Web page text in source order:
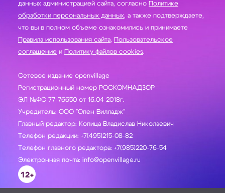
данных администрацией сайта, согласно Политике
обработки персональных данных, а также подтверждаете,
что вы в полном объеме ознакомились и принимаете
Правила использования сайта, Пользовательское
соглашение и Политику файлов cookies.
Сетевое издание openvillage
Регистрационный номер РОСКОМНАДЗОР
ЭЛ №ФС 77-76650 от 16.04 2018г.
Учредитель: ООО "Опен Вилладж"
Главный редактор: Копица Владислав Николаевич
Телефон редакции: +7(495)215-08-82
Телефон главного редактора: +7(985)220-76-54
Электронная почта: info@openvillage.ru
12+